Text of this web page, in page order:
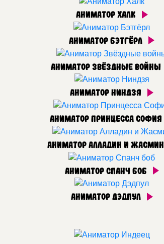
Аниматор Халк
Аниматор Бэтгёрл
Аниматор Звёздные войны
Аниматор Ниндзя
Аниматор Принцесса София
Аниматор Алладин и Жасмин
Аниматор Спанч боб
Аниматор Дэдпул